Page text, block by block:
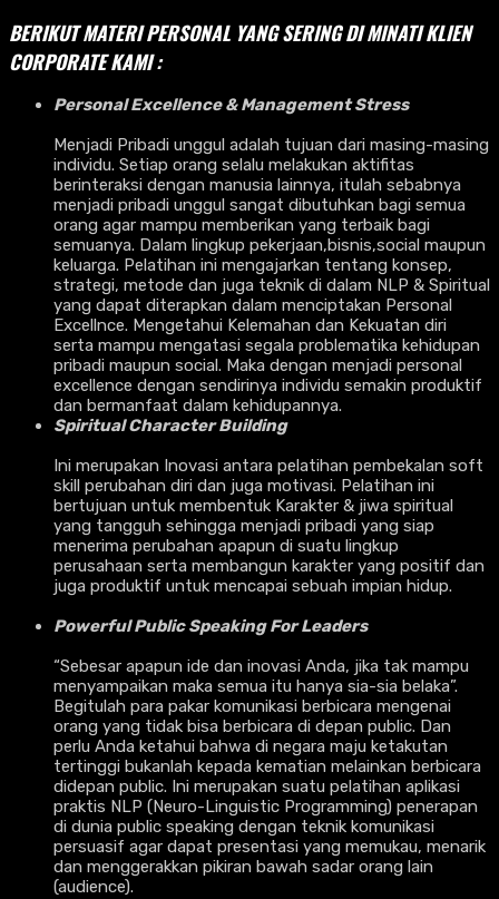
BERIKUT MATERI PERSONAL YANG SERING DI MINATI KLIEN
CORPORATE KAMI :
Personal Excellence & Management Stress
Menjadi Pribadi unggul adalah tujuan dari masing-masing
individu. Setiap orang selalu melakukan aktifitas
berinteraksi dengan manusia lainnya, itulah sebabnya
menjadi pribadi unggul sangat dibutuhkan bagi semua
orang agar mampu memberikan yang terbaik bagi
semuanya. Dalam lingkup pekerjaan,bisnis,social maupun
keluarga. Pelatihan ini mengajarkan tentang konsep,
strategi, metode dan juga teknik di dalam NLP & Spiritual
yang dapat diterapkan dalam menciptakan Personal
Excellnce. Mengetahui Kelemahan dan Kekuatan diri
serta mampu mengatasi segala problematika kehidupan
pribadi maupun social. Maka dengan menjadi personal
excellence dengan sendirinya individu semakin produktif
dan bermanfaat dalam kehidupannya.
Spiritual Character Building
Ini merupakan Inovasi antara pelatihan pembekalan soft
skill perubahan diri dan juga motivasi. Pelatihan ini
bertujuan untuk membentuk Karakter & jiwa spiritual
yang tangguh sehingga menjadi pribadi yang siap
menerima perubahan apapun di suatu lingkup
perusahaan serta membangun karakter yang positif dan
juga produktif untuk mencapai sebuah impian hidup.
Powerful Public Speaking For Leaders
“Sebesar apapun ide dan inovasi Anda, jika tak mampu
menyampaikan maka semua itu hanya sia-sia belaka”.
Begitulah para pakar komunikasi berbicara mengenai
orang yang tidak bisa berbicara di depan public. Dan
perlu Anda ketahui bahwa di negara maju ketakutan
tertinggi bukanlah kepada kematian melainkan berbicara
didepan public. Ini merupakan suatu pelatihan aplikasi
praktis NLP (Neuro-Linguistic Programming) penerapan
di dunia public speaking dengan teknik komunikasi
persuasif agar dapat presentasi yang memukau, menarik
dan menggerakkan pikiran bawah sadar orang lain
(audience).